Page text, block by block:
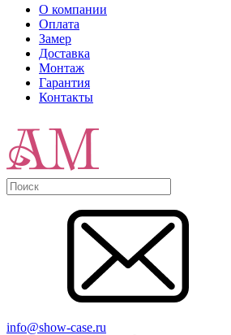
О компании
Оплата
Замер
Доставка
Монтаж
Гарантия
Контакты
info@show-case.ru